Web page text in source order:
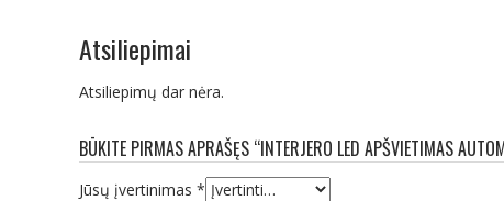
Atsiliepimai
Atsiliepimų dar nėra.
BŪKITE PIRMAS APRAŠĘS “INTERJERO LED APŠVIETIMAS
Jūsų įvertinimas *